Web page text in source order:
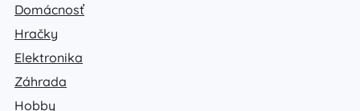
Domácnosť
Hračky
Elektronika
Záhrada
Hobby